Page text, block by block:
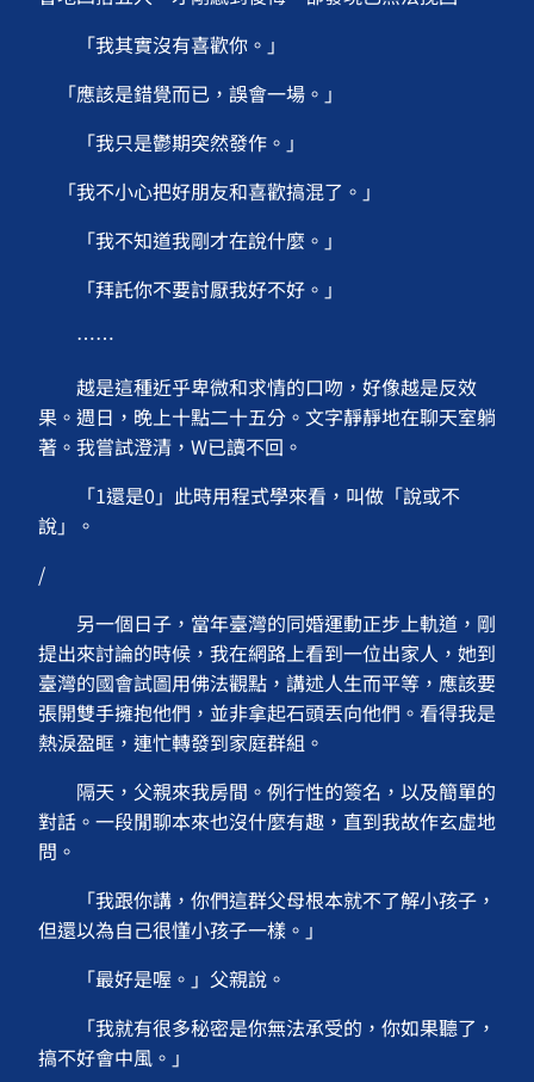
「我其實沒有喜歡你。」
「應該是錯覺而已，誤會一場。」
「我只是鬱期突然發作。」
「我不小心把好朋友和喜歡搞混了。」
「我不知道我剛才在說什麼。」
「拜託你不要討厭我好不好。」
……
越是這種近乎卑微和求情的口吻，好像越是反效
果。週日，晚上十點二十五分。文字靜靜地在聊天室躺
著。我嘗試澄清，W已讀不回。
「1還是0」此時用程式學來看，叫做「說或不
說」。
/
另一個日子，當年臺灣的同婚運動正步上軌道，剛
提出來討論的時候，我在網路上看到一位出家人，她到
臺灣的國會試圖用佛法觀點，講述人生而平等，應該要
張開雙手擁抱他們，並非拿起石頭丟向他們。看得我是
熱淚盈眶，連忙轉發到家庭群組。
隔天，父親來我房間。例行性的簽名，以及簡單的
對話。一段閒聊本來也沒什麼有趣，直到我故作玄虛地
問。
「我跟你講，你們這群父母根本就不了解小孩子，
但還以為自己很懂小孩子一樣。」
「最好是喔。」父親說。
「我就有很多秘密是你無法承受的，你如果聽了，
搞不好會中風。」